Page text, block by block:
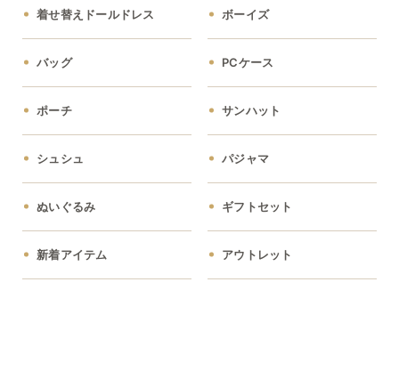
着せ替えドールドレス ボーイズ
バッグ PCケース
ポーチ サンハット
シュシュ パジャマ
ぬいぐるみ ギフトセット
新着アイテム アウトレット